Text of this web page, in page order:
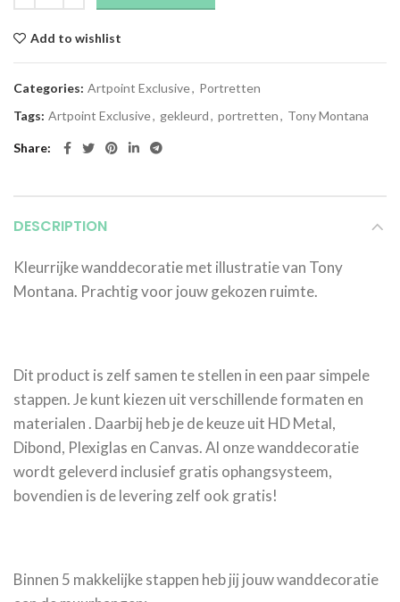
Add to wishlist
Categories: Artpoint Exclusive, Portretten
Tags: Artpoint Exclusive, gekleurd, portretten, Tony Montana
Share
DESCRIPTION
Kleurrijke wanddecoratie met illustratie van Tony
Montana. Prachtig voor jouw gekozen ruimte.
Dit product is zelf samen te stellen in een paar simpele
stappen. Je kunt kiezen uit verschillende formaten en
materialen . Daarbij heb je de keuze uit HD Metal,
Dibond, Plexiglas en Canvas. Al onze wanddecoratie
wordt geleverd inclusief gratis ophangsysteem,
bovendien is de levering zelf ook gratis!
Binnen 5 makkelijke stappen heb jij jouw wanddecoratie